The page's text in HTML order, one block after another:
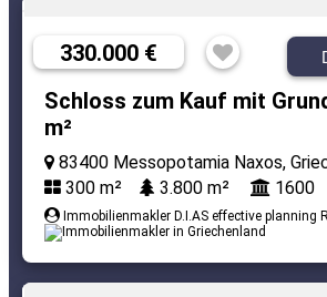
330.000 €
Schloss zum Kauf mit
m²
83400 Messopotamia Naxos,
300 m²
3.800 m² 1600
Immobilienmakler D.I.AS effective planning